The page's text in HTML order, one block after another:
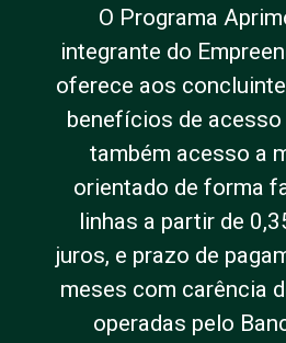
O Programa
integrante do
oferece aos
benefícios de acesso
também acesso a
orientado de forma
linhas a partir de
juros, e prazo de
meses com carência
operadas pelo